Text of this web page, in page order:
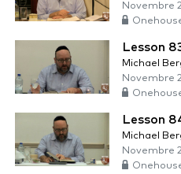
Novembre
Lesson
Michael
Novembre
Lesson
Michael
Novembre